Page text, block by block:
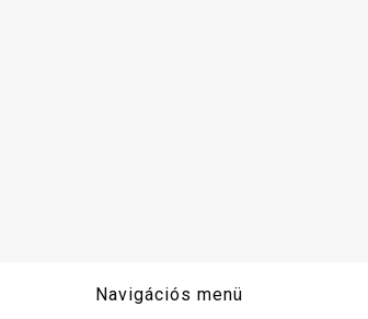
Navigációs menü